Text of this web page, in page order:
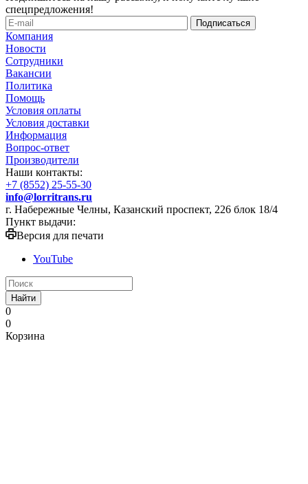
спецпредложения!
Компания
Новости
Сотрудники
Вакансии
Политика
Помощь
Условия оплаты
Условия доставки
Информация
Вопрос-ответ
Производители
Наши контакты:
+7 (8552) 25-55-30
info@lorritrans.ru
г. Набережные Челны, Казанский проспект, 226 блок 18/4
Пункт выдачи:
Версия для печати
YouTube
Найти
0
0
Корзина